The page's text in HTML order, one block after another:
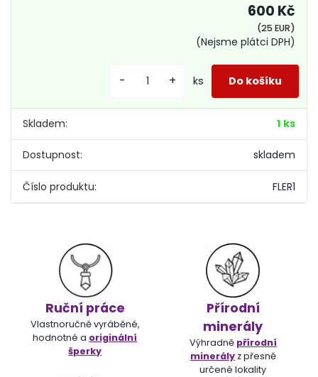
Skladem: 1 ks
Dostupnost: skladem
Číslo produktu: FLER1
600 Kč
(25 EUR)
(Nejsme plátci DPH)
- + ks
Ruční práce
Vlastnoručně vyráběné,
hodnotné a originální
šperky
Přírodní
minerály
Výhradně přírodní
minerályz přesně
určené lokality